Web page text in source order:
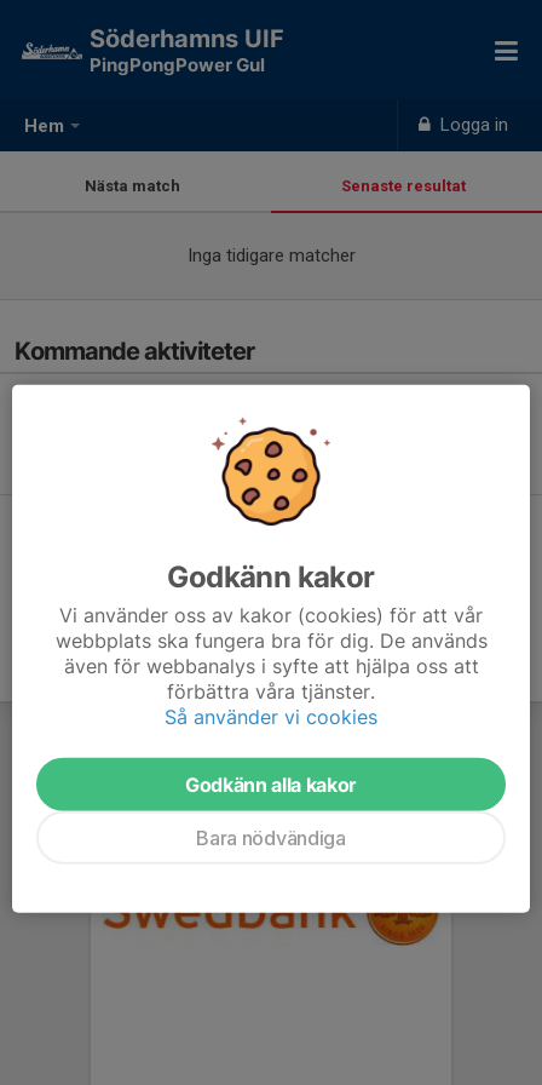
Hem Logga in
Söderhamns UIF
PingPongPower Gul
Nästa match Senaste resultat
Inga tidigare matcher
Kommande aktiviteter
Inga aktiviteter inbokade
Godkänn kakor
Vi använder oss av kakor (cookies) för att vår
webbplats ska fungera bra för dig. De används
även för webbanalys i syfte att hjälpa oss att
förbättra våra tjänster.
Så använder vi cookies
Godkänn alla kakor
Bara nödvändiga